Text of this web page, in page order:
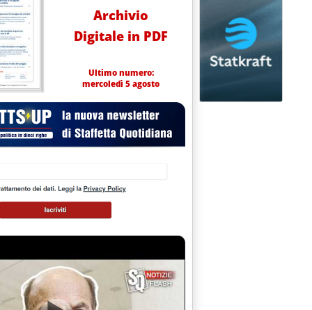
Camera dal Gse per ripercorrere le tappe salienti del processo di liberalizzazione insieme
13.7.
Archivio
Digitale in PDF
Ultimo numero:
mercoledì 5 agosto